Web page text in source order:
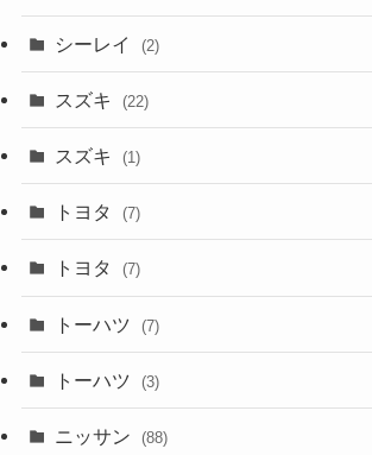
シーレイ (2)
スズキ (22)
スズキ (1)
トヨタ (7)
トヨタ (7)
トーハツ (7)
トーハツ (3)
ニッサン (88)